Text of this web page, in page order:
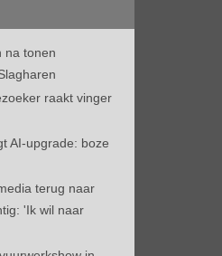
na tonen
raakt vinger
AI-upgrade: boze
terug naar
'Ik wil naar